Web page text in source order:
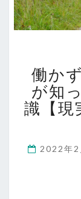
働か
が知
識【現
2022年2